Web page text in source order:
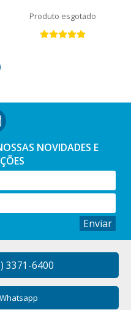
esgotado
NOVIDADES E
Enviar
3371-6400